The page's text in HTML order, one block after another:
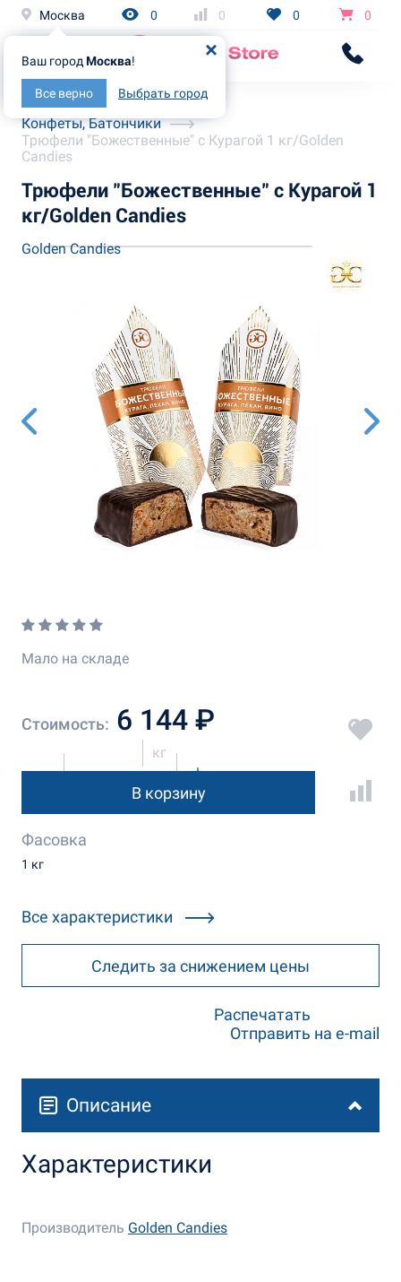
Москва
Ваш город Москва!
Все верно Выбрать город
0 0 0 0
Главная
Каталог
Конфеты, Батончики
Трюфели "Божественные" с Курагой 1 кг/Golden
Candies
Трюфели "Божественные" с Курагой 1
кг/Golden Candies
Golden Candies
Мало на складе
Стоимость: 6 144 ₽
кг
В корзину
Фасовка
1 кг
Все характеристики
Следить за снижением цены
Распечатать
Отправить на e-mail
Описание
Характеристики
Производитель Golden Candies